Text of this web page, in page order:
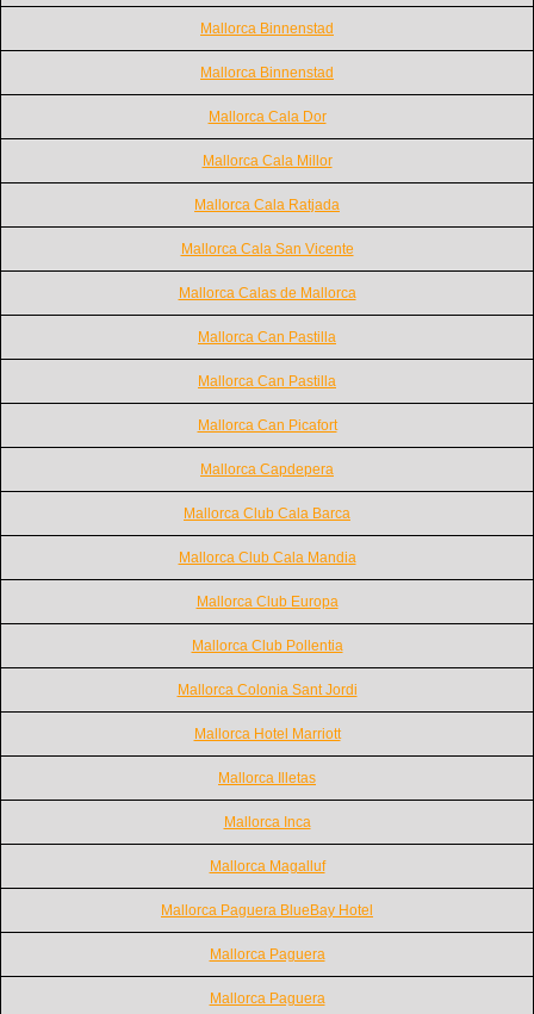
Mallorca Binnenstad
Mallorca Binnenstad
Mallorca Cala Dor
Mallorca Cala Millor
Mallorca Cala Ratjada
Mallorca Cala San Vicente
Mallorca Calas de Mallorca
Mallorca Can Pastilla
Mallorca Can Pastilla
Mallorca Can Picafort
Mallorca Capdepera
Mallorca Club Cala Barca
Mallorca Club Cala Mandia
Mallorca Club Europa
Mallorca Club Pollentia
Mallorca Colonia Sant Jordi
Mallorca Hotel Marriott
Mallorca Illetas
Mallorca Inca
Mallorca Magalluf
Mallorca Paguera BlueBay Hotel
Mallorca Paguera
Mallorca Paguera